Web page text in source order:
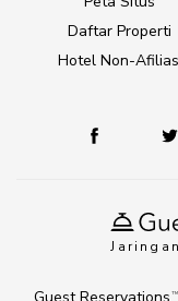
Daftar Properti
Hotel Non-
TM